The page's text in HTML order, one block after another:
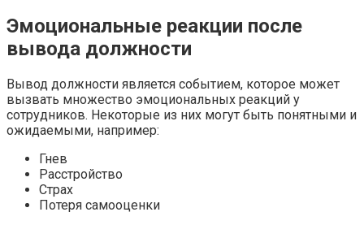
Эмоциональные реакции после
вывода должности
Вывод должности является событием, которое может
вызвать множество эмоциональных реакций у
сотрудников. Некоторые из них могут быть понятными и
ожидаемыми, например:
Гнев
Расстройство
Страх
Потеря самооценки